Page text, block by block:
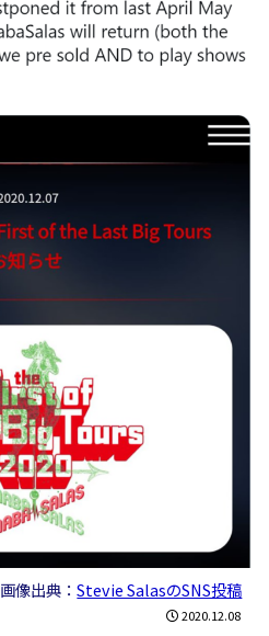
画像出典：Stevie SalasのSNS投稿
2020.12.08